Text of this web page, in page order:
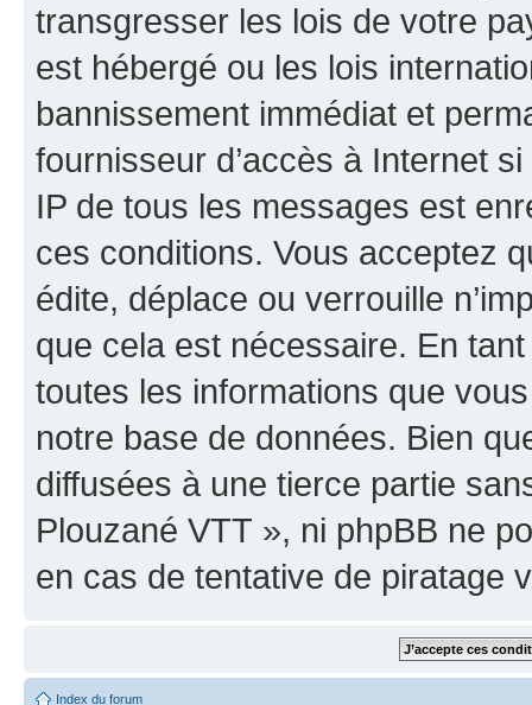
transgresser les lois de votre
est hébergé ou les lois
bannissement immédiat et
fournisseur d’accès à Internet
IP de tous les messages est
ces conditions. Vous acceptez
édite, déplace ou verrouille
que cela est nécessaire. En
toutes les informations que
notre base de données. Bien
diffusées à une tierce partie
Plouzané VTT », ni phpBB ne
en cas de tentative de piratage
Index du forum